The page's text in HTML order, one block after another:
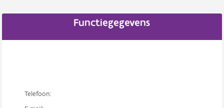
Functiegegevens
Telefoon: